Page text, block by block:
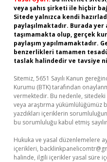
veya şahıs şirketi ile hiçbir
Sitede yalnızca kendi
paylaşılmaktadır. Burada
taşımamakta olup, gerçek
paylaşım yapılmamaktadır.
benzerlikleri tamamen
taslak halindedir ve tavsiye
Sitemiz, 5651 Sayılı Kanun
Kurumu (BTK) tarafından
vermektedir. Bu nedenle,
veya araştırma yükümlülüğümüz
yazdıkları içeriklerin
bu sorumluluğu kabul etmiş
Hukuka ve yasal düzenlemelere
içerikleri,
halinde, ilgili içerikler yasal süre